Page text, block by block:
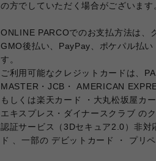
の方でしていただく場合がございます
ONLINE PARCOでのお支払方法は、
GMO後払い、PayPay、ポケパル払
す。
ご利用可能なクレジットカードは、
MASTER・JCB・ AMERICAN
もしくは楽天カード ・大丸松坂屋カ
エキスプレス・ダイナースクラブ の
認証サービス（3Dセキュア2.0）非対
ド 、一部の デビットカード ・ プリ